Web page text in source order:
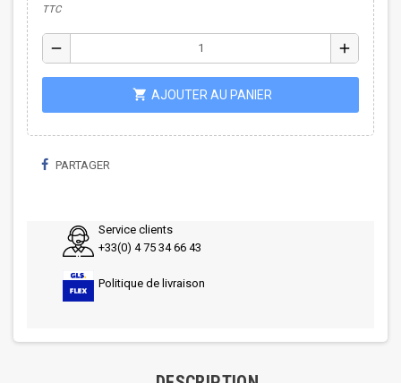
TTC
remove add
shopping_cart AJOUTER AU PANIER
PARTAGER
Service clients
+33(0) 4 75 34 66 43
Politique de livraison